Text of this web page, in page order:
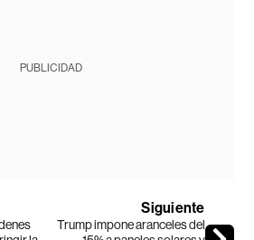
PUBLICIDAD
Siguiente
Trump impone aranceles del